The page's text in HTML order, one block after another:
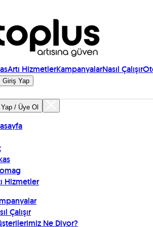
Artı HizmetlerKampanyalarNasıl Çalışır
Giriş Yap
/ Üye Ol
Hizmetler
Çalışır
Ne Diyor?